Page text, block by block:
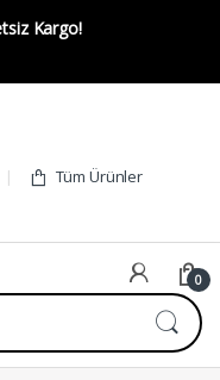
Kargo!
Tüm Ürünler
0